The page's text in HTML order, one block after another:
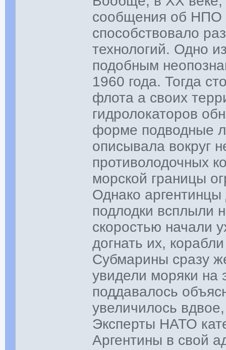
сообщения об НПО
способствовало
технологий. Одно
подобным
1960 года. Тогда
флота а своих
гидролокаторов
форме подводные
описывала вокруг
противолодочных
морской границы
Однако аргентинцы
подлодки всплыли
скоростью начали
догнать их,
Субмарины сразу
увидели моряки на
поддавалось
увеличилось
Эксперты НАТО
Аргентины в свой